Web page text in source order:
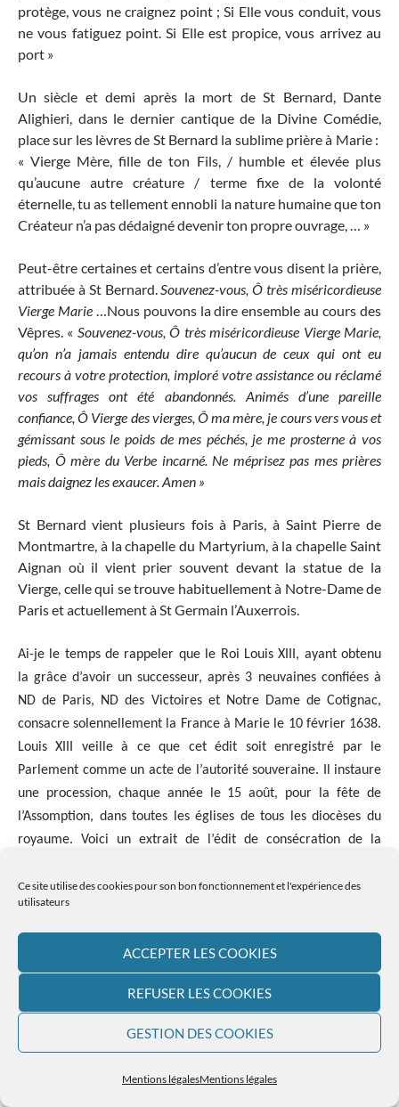
Ce site utilise des cookies pour son bon fonctionnement et l'expérience des
utilisateurs
ACCEPTER LES COOKIES
REFUSER LES COOKIES
GESTION DES COOKIES
Mentions légalesMentions légales
protège, vous ne craignez point ; Si Elle vous conduit, vous
ne vous fatiguez point. Si Elle est propice, vous arrivez au
port »
Un siècle et demi après la mort de St Bernard, Dante
Alighieri, dans le dernier cantique de la Divine Comédie,
place sur les lèvres de St Bernard la sublime prière à Marie :
« Vierge Mère, fille de ton Fils, / humble et élevée plus
qu’aucune autre créature / terme fixe de la volonté
éternelle, tu as tellement ennobli la nature humaine que ton
Créateur n’a pas dédaigné devenir ton propre ouvrage, … »
Peut-être certaines et certains d’entre vous disent la prière,
attribuée à St Bernard. Souvenez-vous, Ô très miséricordieuse
Vierge Marie…Nous pouvons la dire ensemble au cours des
Vêpres. « Souvenez-vous, Ô très miséricordieuse Vierge Marie,
qu’on n’a jamais entendu dire qu’aucun de ceux qui ont eu
recours à votre protection, imploré votre assistance ou réclamé
vos suffrages ont été abandonnés. Animés d’une pareille
confiance, Ô Vierge des vierges, Ô ma mère, je cours vers vous et
gémissant sous le poids de mes péchés, je me prosterne à vos
pieds, Ô mère du Verbe incarné. Ne méprisez pas mes prières
mais daignez les exaucer. Amen »
St Bernard vient plusieurs fois à Paris, à Saint Pierre de
Montmartre, à la chapelle du Martyrium, à la chapelle Saint
Aignan où il vient prier souvent devant la statue de la
Vierge, celle qui se trouve habituellement à Notre-Dame de
Paris et actuellement à St Germain l’Auxerrois.
Ai-je le temps de rappeler que le Roi Louis XIII, ayant obtenu
la grâce d’avoir un successeur, après 3 neuvaines confiées à
ND de Paris, ND des Victoires et Notre Dame de Cotignac,
consacre solennellement la France à Marie le 10 février 1638.
Louis XIII veille à ce que cet édit soit enregistré par le
Parlement comme un acte de l’autorité souveraine. Il instaure
une procession, chaque année le 15 août, pour la fête de
l’Assomption, dans toutes les églises de tous les diocèses du
royaume. Voici un extrait de l’édit de consécration de la
« Tant de grâces si évidentes font que nous avons cru être
rabaissé jusqu’à nous et, à ce Fils, par sa Mère élevée jusqu’à
Lui, en la protection de laquelle nous mettons
particulièrement notre personne, notre État, notre
couronne et tous nos sujets. Nos mains n’étant pas assez
pures pour présenter nos offrandes à la pureté même, nous
croyons que celles qui ont été dignes de Le porter, les
rendront hosties agréables. Ayant été médiatrice de